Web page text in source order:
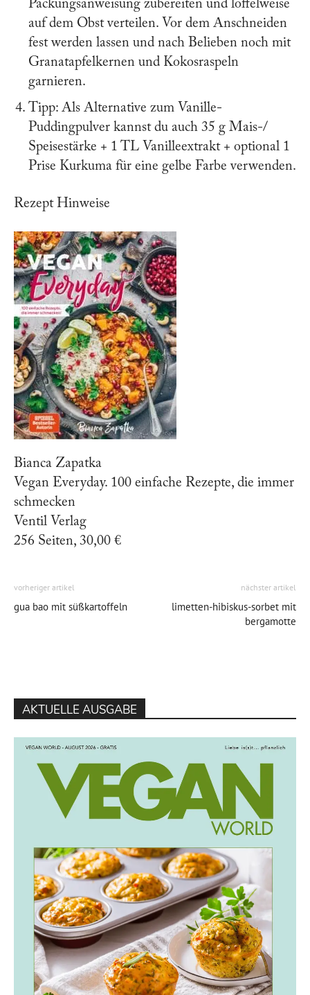
Packungsanweisung zubereiten und löffelweise
auf dem Obst verteilen. Vor dem Anschneiden
fest werden lassen und nach Belieben noch mit
Granatapfelkernen und Kokosraspeln
garnieren.
Tipp: Als Alternative zum Vanille-
Puddingpulver kannst du auch 35 g Mais-/
Speisestärke + 1 TL Vanilleextrakt + optional 1
Prise Kurkuma für eine gelbe Farbe verwenden.
Rezept Hinweise
Bianca Zapatka
Vegan Everyday. 100 einfache Rezepte, die immer
schmecken
Ventil Verlag
256 Seiten, 30,00 €
vorheriger artikel
gua bao mit süßkartoffeln
nächster artikel
limetten-hibiskus-sorbet mit
bergamotte
AKTUELLE AUSGABE